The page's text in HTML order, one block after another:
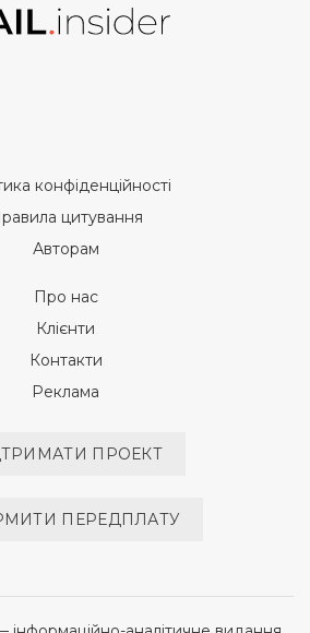
конфіденційності
цитування
Авторам
Про нас
Клієнти
Контакти
Реклама
ПРОЕКТ
ПЕРЕДПЛАТУ